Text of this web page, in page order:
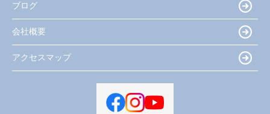
ブログ
会社概要
アクセスマップ